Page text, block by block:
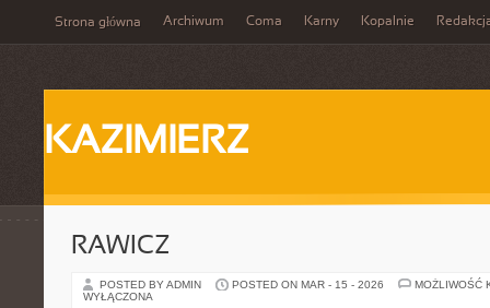
Strona główna Archiwum Coma Karny Kopalnie
KAZIMIERZ
RAWICZ
POSTED BY ADMIN POSTED ON MAR - 15 - 2026
MOŻLIWOŚĆ
WYŁĄCZONA